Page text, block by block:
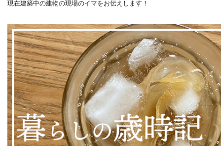
現在建築中の建物の現場のイマをお伝えします！